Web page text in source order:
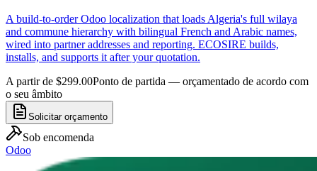
A build-to-order Odoo localization that loads Algeria's full wilaya
and commune hierarchy with bilingual French and Arabic names,
wired into partner addresses and reporting. ECOSIRE builds,
installs, and supports it after your quotation.
A partir de $299.00Ponto de partida — orçamentado de acordo com
o seu âmbito
Solicitar orçamento
Sob encomenda
Odoo